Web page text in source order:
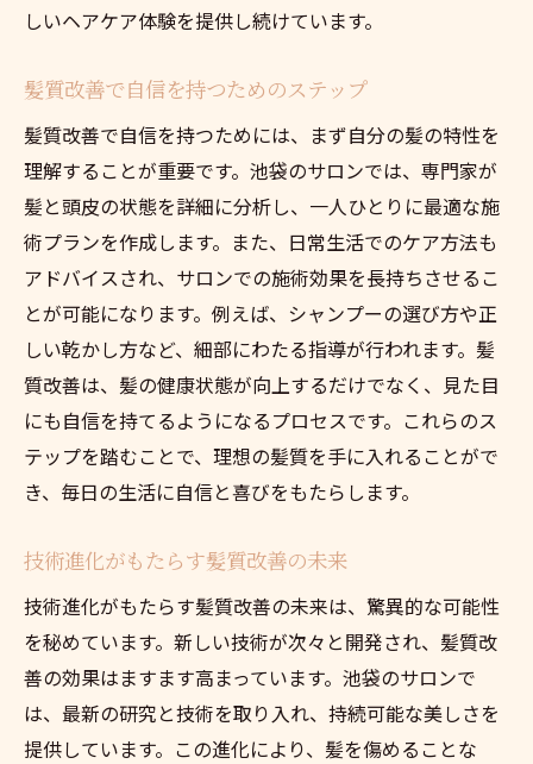
髪質改善に役立つ最新のニュース
池袋発の最新髪質改善トレンド
しいヘアケア体験を提供し続けています。
髪質改善で自信を持つためのステップ
髪質改善で自信を持つためには、まず自分の髪の特性を
理解することが重要です。池袋のサロンでは、専門家が
髪と頭皮の状態を詳細に分析し、一人ひとりに最適な施
術プランを作成します。また、日常生活でのケア方法も
アドバイスされ、サロンでの施術効果を長持ちさせるこ
とが可能になります。例えば、シャンプーの選び方や正
しい乾かし方など、細部にわたる指導が行われます。髪
質改善は、髪の健康状態が向上するだけでなく、見た目
にも自信を持てるようになるプロセスです。これらのス
テップを踏むことで、理想の髪質を手に入れることがで
き、毎日の生活に自信と喜びをもたらします。
技術進化がもたらす髪質改善の未来
技術進化がもたらす髪質改善の未来は、驚異的な可能性
を秘めています。新しい技術が次々と開発され、髪質改
善の効果はますます高まっています。池袋のサロンで
は、最新の研究と技術を取り入れ、持続可能な美しさを
提供しています。この進化により、髪を傷めることな